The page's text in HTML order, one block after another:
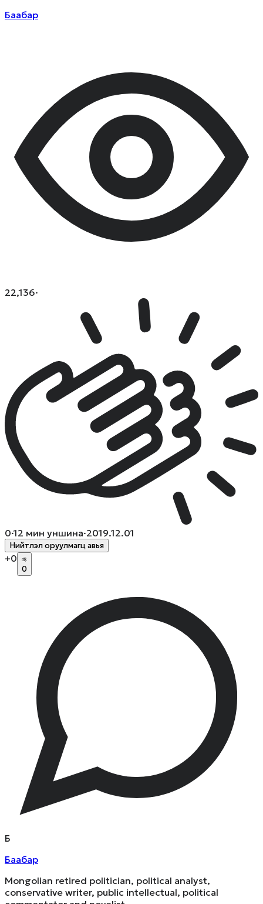
Баабар
22,136·
0·12 мин уншина·2019.12.01
Нийтлэл оруулмагц авья
+0
0
Б
Баабар
Mongolian retired politician, political analyst,
conservative writer, public intellectual, political